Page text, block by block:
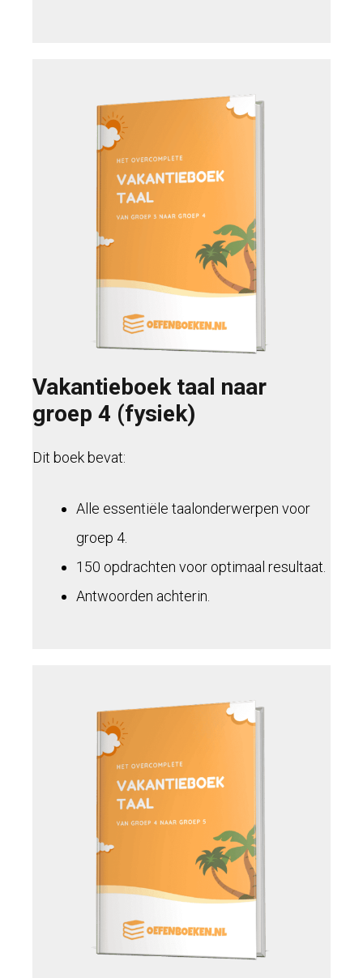
Vakantieboek taal naar
groep 4 (fysiek)
Dit boek bevat:
Alle essentiële taalonderwerpen voor
groep 4.
150 opdrachten voor optimaal resultaat.
Antwoorden achterin.